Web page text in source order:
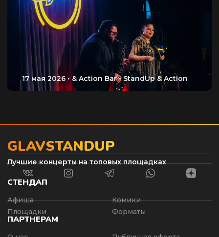
GLAVSTANDUP
Лучшие концерты на топовых площадках
СТЕНДАП
Афиша
Площадки
Комики
Форматы
ПАРТНЕРАМ